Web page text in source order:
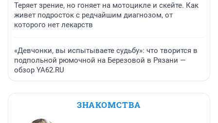
Теряет зрение, но гоняет на мотоцикле и скейте. Как
живет подросток с редчайшим диагнозом, от
которого нет лекарств
«Девчонки, вы испытываете судьбу»: что творится в
подпольной рюмочной на Березовой в Рязани —
обзор YA62.RU
ЗНАКОМСТВА